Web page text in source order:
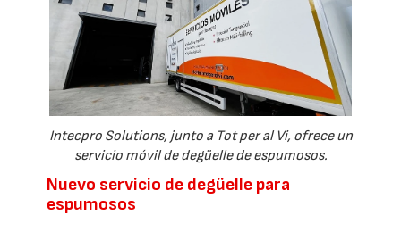
Intecpro Solutions, junto a Tot per al Vi, ofrece un
servicio móvil de degüelle de espumosos.
Nuevo servicio de degüelle para
espumosos